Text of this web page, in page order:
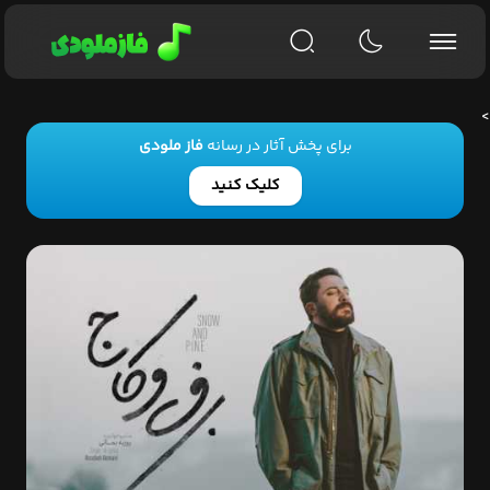
برای پخش آثار در رسانهفاز ملودی
کلیک کنید
>